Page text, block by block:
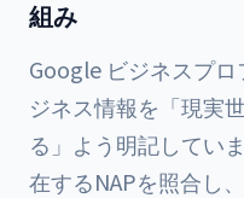
組み
Google ビジネスプ
ジネス情報を「現実
る」よう明記してい
在するNAPを照合し